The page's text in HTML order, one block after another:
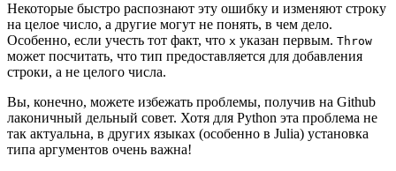
Некоторые быстро распознают эту ошибку и изменяют строку
на целое число, а другие могут не понять, в чем дело.
Особенно, если учесть тот факт, что x указан первым. Throw
может посчитать, что тип предоставляется для добавления
строки, а не целого числа.
Вы, конечно, можете избежать проблемы, получив на Github
лаконичный дельный совет. Хотя для Python эта проблема не
так актуальна, в других языках (особенно в Julia) установка
типа аргументов очень важна!